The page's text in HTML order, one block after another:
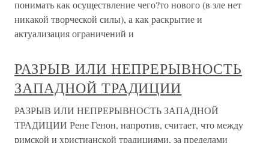
понимать как осуществление чего?то нового (в зле нет
никакой творческой силы), а как раскрытие и
актуализация ограничений и
РАЗРЫВ ИЛИ НЕПРЕРЫВНОСТЬ
ЗАПАДНОЙ ТРАДИЦИИ
РАЗРЫВ ИЛИ НЕПРЕРЫВНОСТЬ ЗАПАДНОЙ
ТРАДИЦИИ Рене Генон, напротив, считает, что между
римской и христианской традициями, за пределами